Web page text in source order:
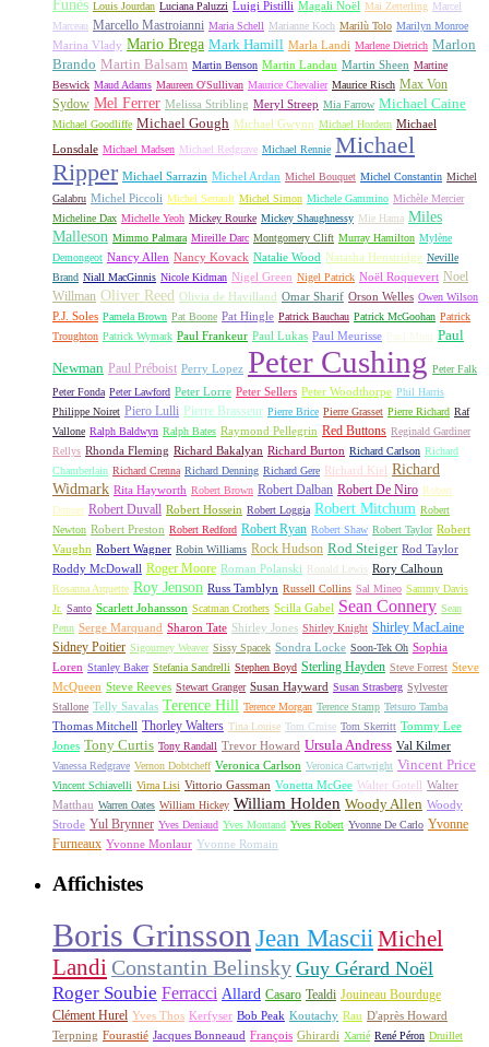
Funès Louis Jourdan Luciana Paluzzi Luigi Pistilli Magali Noël Mai Zetterling Marcel
Marceau Marcello Mastroianni Maria Schell Marianne Koch Marilù Tolo Marilyn Monroe
Marina Vlady Mario Brega Mark Hamill Marla Landi Marlene Dietrich Marlon
Brando Martin Balsam Martin Benson Martin Landau Martin Sheen Martine
Beswick Maud Adams Maureen O'Sullivan Maurice Chevalier Maurice Risch Max Von
Sydow Mel Ferrer Melissa Stribling Meryl Streep Mia Farrow Michael Caine
Michael Goodliffe Michael Gough Michael Gwynn Michael Hordern Michael
Lonsdale Michael Madsen Michael Redgrave Michael Rennie Michael
Ripper Michael Sarrazin Michel Ardan Michel Bouquet Michel Constantin Michel
Galabru Michel Piccoli Michel Serrault Michel Simon Michele Gammino Michèle Mercier
Micheline Dax Michelle Yeoh Mickey Rourke Mickey Shaughnessy Mie Hama Miles
Malleson Mimmo Palmara Mireille Darc Montgomery Clift Murray Hamilton Mylène
Demongeot Nancy Allen Nancy Kovack Natalie Wood Natasha Henstridge Neville
Brand Niall MacGinnis Nicole Kidman Nigel Green Nigel Patrick Noël Roquevert Noel
Willman Oliver Reed Olivia de Havilland Omar Sharif Orson Welles Owen Wilson
P.J. Soles Pamela Brown Pat Boone Pat Hingle Patrick Bauchau Patrick McGoohan Patrick
Troughton Patrick Wymark Paul Frankeur Paul Lukas Paul Meurisse Paul Muni Paul
Newman Paul Préboist Perry Lopez Peter Cushing Peter Falk
Peter Fonda Peter Lawford Peter Lorre Peter Sellers Peter Woodthorpe Phil Harris
Philippe Noiret Piero Lulli Pierre Brasseur Pierre Brice Pierre Grasset Pierre Richard Raf
Vallone Ralph Baldwyn Ralph Bates Raymond Pellegrin Red Buttons Reginald Gardiner
Rellys Rhonda Fleming Richard Bakalyan Richard Burton Richard Carlson Richard
Chamberlain Richard Crenna Richard Denning Richard Gere Richard Kiel Richard
Widmark Rita Hayworth Robert Brown Robert Dalban Robert De Niro Robert
Donner Robert Duvall Robert Hossein Robert Loggia Robert Mitchum Robert
Newton Robert Preston Robert Redford Robert Ryan Robert Shaw Robert Taylor Robert
Vaughn Robert Wagner Robin Williams Rock Hudson Rod Steiger Rod Taylor
Roddy McDowall Roger Moore Roman Polanski Ronald Lewis Rory Calhoun
Rosanna Arquette Roy Jenson Russ Tamblyn Russell Collins Sal Mineo Sammy Davis
Jr. Santo Scarlett Johansson Scatman Crothers Scilla Gabel Sean Connery Sean
Penn Serge Marquand Sharon Tate Shirley Jones Shirley Knight Shirley MacLaine
Sidney Poitier Sigourney Weaver Sissy Spacek Sondra Locke Soon-Tek Oh Sophia
Loren Stanley Baker Stefania Sandrelli Stephen Boyd Sterling Hayden Steve Forrest Steve
McQueen Steve Reeves Stewart Granger Susan Hayward Susan Strasberg Sylvester
Stallone Telly Savalas Terence Hill Terence Morgan Terence Stamp Tetsuro Tamba
Thomas Mitchell Thorley Walters Tina Louise Tom Cruise Tom Skerritt Tommy Lee
Jones Tony Curtis Tony Randall Trevor Howard Ursula Andress Val Kilmer
Vanessa Redgrave Vernon Dobtcheff Veronica Carlson Veronica Cartwright Vincent Price
Vincent Schiavelli Virna Lisi Vittorio Gassman Vonetta McGee Walter Gotell Walter
Matthau Warren Oates William Hickey William Holden Woody Allen Woody
Strode Yul Brynner Yves Deniaud Yves Montand Yves Robert Yvonne De Carlo Yvonne
Furneaux Yvonne Monlaur Yvonne Romain
Affichistes
Boris Grinsson Jean Mascii Michel
Landi Constantin Belinsky Guy Gérard Noël
Roger Soubie Ferracci Allard Casaro Tealdi Jouineau Bourduge
Clément Hurel Yves Thos Kerfyser Bob Peak Koutachy Rau D'après Howard
Terpning Fourastié Jacques Bonneaud François Ghirardi Xarrié René Péron Druillet